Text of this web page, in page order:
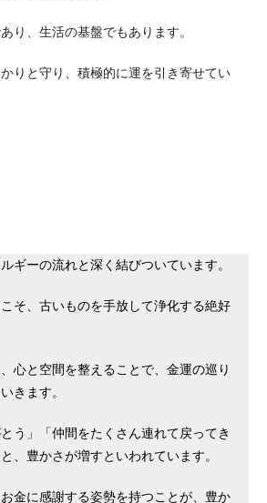
り、生活の基盤でもあります。
りと守り、積極的に運を引き寄せてい
ギーの流れと深く結びついています。
そ、古いものを手放して浄化する絶好
心と空間を整えることで、金運の巡り
きます。
う」「仲間をたくさん連れて戻ってき
、豊かさが増すといわれています。
金に感謝する姿勢を持つことが、豊か